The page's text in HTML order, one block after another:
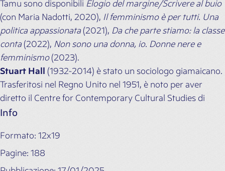
Tamu sono disponibili Elogio del margine/Scrivere al buio
(con Maria Nadotti, 2020), Il femminismo è per tutti. Una
politica appassionata(2021), Da che parte stiamo: la classe
conta(2022), Non sono una donna, io. Donne nere e
femminismo(2023).
Stuart Hall (1932-2014) è stato un sociologo giamaicano.
Trasferitosi nel Regno Unito nel 1951, è noto per aver
diretto il Centre for Contemporary Cultural Studies di
Birmingham. In italiano sono stati pubblicati alcuni suoi
del quotidiano(Il Saggiatore, 2006),
(ombre corte, 2015) e il libro-intervista
potere
(con Miguel Mellino, Meltemi, 2007).
Info
Formato: 12x19
Pagine: 188